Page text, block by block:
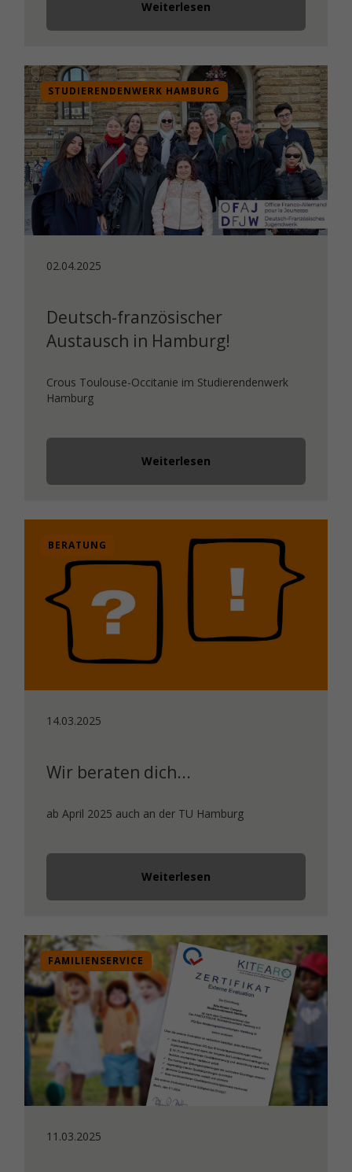
Weiterlesen
STUDIERENDENWERK HAMBURG
02.04.2025
Deutsch-französischer
Austausch in Hamburg!
Crous Toulouse-Occitanie im Studierendenwerk
Hamburg
Weiterlesen
BERATUNG
14.03.2025
Wir beraten dich...
ab April 2025 auch an der TU Hamburg
Weiterlesen
FAMILIENSERVICE
11.03.2025